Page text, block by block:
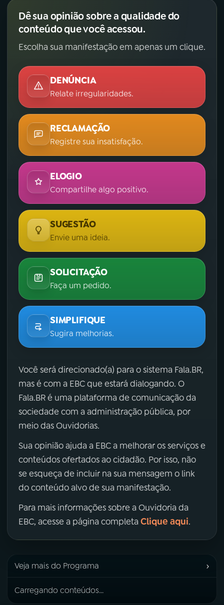
Dê sua opinião sobre a qualidade do
conteúdo que você acessou.
Escolha sua manifestação em apenas um clique.
DENÚNCIA
Relate irregularidades.
RECLAMAÇÃO
Registre sua insatisfação.
ELOGIO
Compartilhe algo positivo.
SUGESTÃO
Envie uma ideia.
SOLICITAÇÃO
Faça um pedido.
SIMPLIFIQUE
Sugira melhorias.
Você será direcionado(a) para o sistema Fala.BR,
mas é com a EBC que estará dialogando. O
Fala.BR é uma plataforma de comunicação da
sociedade com a administração pública, por
meio das Ouvidorias.
Sua opinião ajuda a EBC a melhorar os serviços e
conteúdos ofertados ao cidadão. Por isso, não
se esqueça de incluir na sua mensagem o link
do conteúdo alvo de sua manifestação.
Para mais informações sobre a Ouvidoria da
EBC, acesse a página completa Clique aqui.
Veja mais do Programa ›
Carregando conteúdos...